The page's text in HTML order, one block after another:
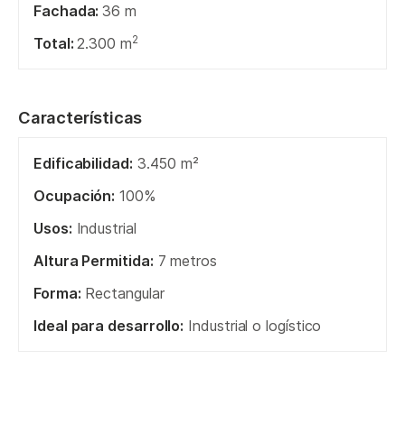
Fachada:36 m
Total: 2.300 m2
Características
Edificabilidad: 3.450 m²
Ocupación: 100%
Usos: Industrial
Altura Permitida: 7 metros
Forma: Rectangular
Ideal para desarrollo: Industrial o logístico